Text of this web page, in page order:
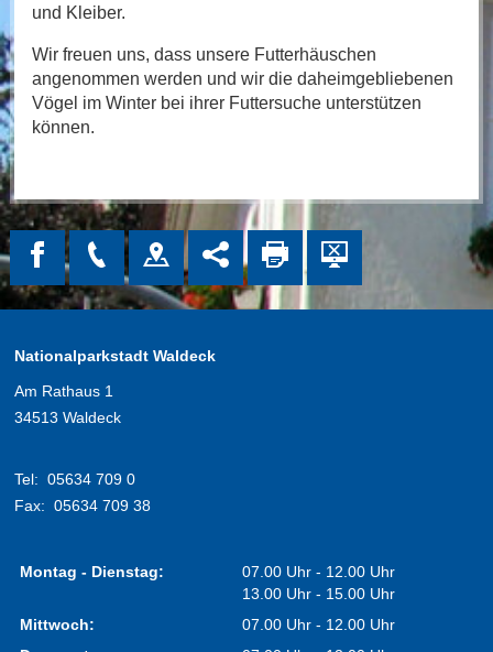
und Kleiber.
Wir freuen uns, dass unsere Futterhäuschen
angenommen werden und wir die daheimgebliebenen
Vögel im Winter bei ihrer Futtersuche unterstützen
können.
Nationalparkstadt Waldeck
Am Rathaus 1
34513 Waldeck
Tel: 05634 709 0
Fax: 05634 709 38
Montag - Dienstag:
07.00 Uhr - 12.00 Uhr
13.00 Uhr - 15.00 Uhr
Mittwoch:
07.00 Uhr - 12.00 Uhr